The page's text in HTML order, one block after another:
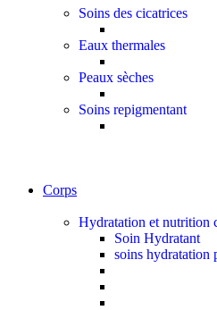
Soins des cicatrices
Eaux thermales
Peaux sèches
Soins repigmentant
Corps
Hydratation et nutrition
Soin Hydratant
soins hydratation